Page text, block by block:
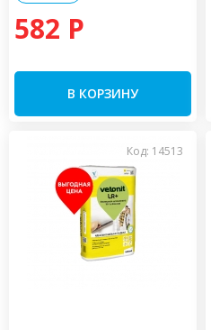
582 P
В КОРЗИНУ
Код: 14513